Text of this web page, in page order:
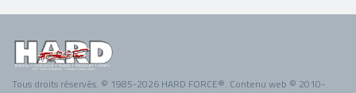
Tous droits réservés. © 1985-2026 HARD FORCE®. Contenu web © 2010-